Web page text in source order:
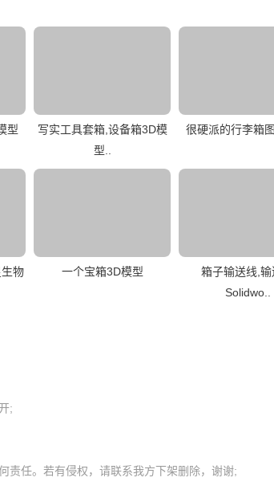
型
写实工具套箱,设备箱3D模
型..
很硬派的行李箱
物
一个宝箱3D模型
箱子输送线,输
Solidwo..
;